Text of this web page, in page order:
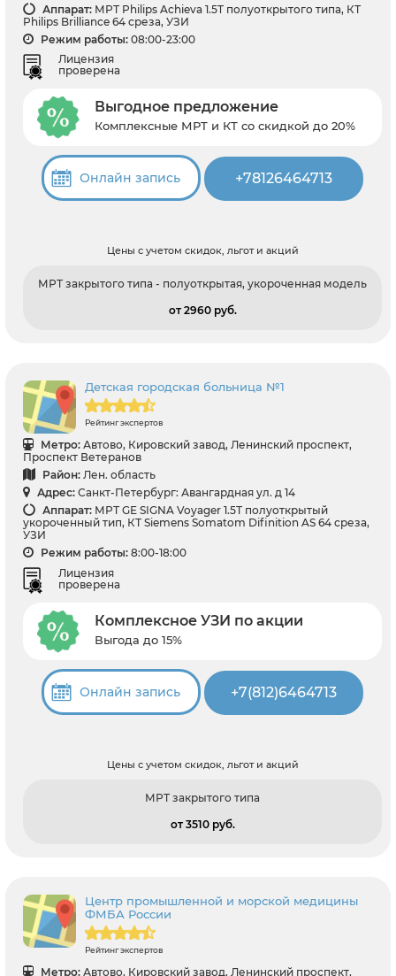
Аппарат: МРТ Philips Achieva 1.5T полуоткрытого типа, КТ
Philips Brilliance 64 среза, УЗИ
Режим работы: 08:00-23:00
Лицензия
проверена
Выгодное предложение
Комплексные МРТ и КТ со скидкой до 20%
Онлайн запись +78126464713
Цены с учетом скидок, льгот и акций
МРТ закрытого типа - полуоткрытая, укороченная модель
от 2960 pуб.
Детская городская больница №1
Рейтинг экспертов
Метро: Автово, Кировский завод, Ленинский проспект,
Проспект Ветеранов
Район: Лен. область
Адрес: Санкт-Петербург: Авангардная ул. д 14
Аппарат: МРТ GЕ SIGNA Voyager 1.5Т полуоткрытый
укороченный тип, КТ Siemens Somatom Difinition AS 64 среза,
УЗИ
Режим работы: 8:00-18:00
Лицензия
проверена
Комплексное УЗИ по акции
Выгода до 15%
Онлайн запись +7(812)6464713
Цены с учетом скидок, льгот и акций
МРТ закрытого типа
от 3510 pуб.
Центр промышленной и морской медицины
ФМБА России
Рейтинг экспертов
Метро: Автово, Кировский завод, Ленинский проспект,